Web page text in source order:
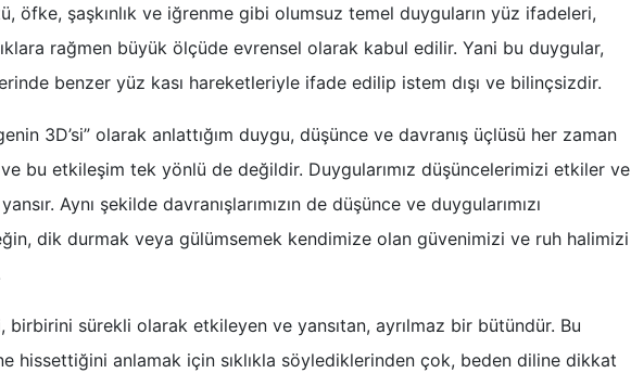
öfke, şaşkınlık ve iğrenme gibi olumsuz temel duyguların yüz ifadeleri,
rağmen büyük ölçüde evrensel olarak kabul edilir. Yani bu duygular,
benzer yüz kası hareketleriyle ifade edilip istem dışı ve bilinçsizdir.
3D’si” olarak anlattığım duygu, düşünce ve davranış üçlüsü her zaman
bu etkileşim tek yönlü de değildir. Duygularımız düşüncelerimizi etkiler ve
Aynı şekilde davranışlarımızın de düşünce ve duygularımızı
dik durmak veya gülümsemek kendimize olan güvenimizi ve ruh halimizi
birbirini sürekli olarak etkileyen ve yansıtan, ayrılmaz bir bütündür. Bu
hissettiğini anlamak için sıklıkla söylediklerinden çok, beden diline dikkat